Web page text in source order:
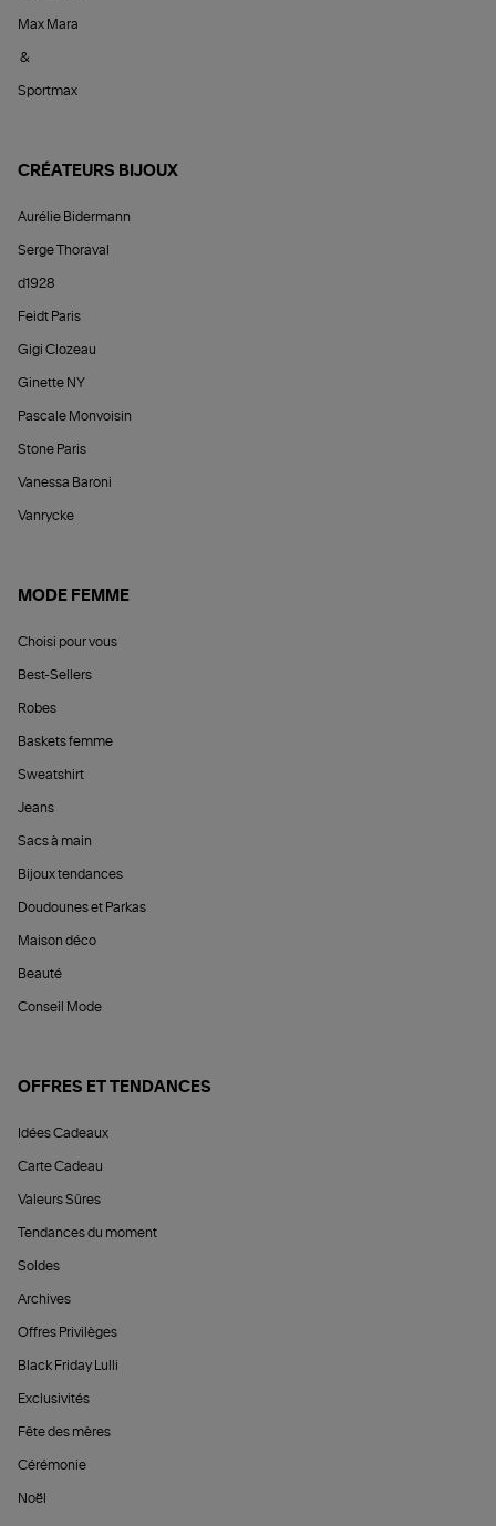
Max Mara
&
Sportmax
CRÉATEURS BIJOUX
Aurélie Bidermann
Serge Thoraval
d1928
Feidt Paris
Gigi Clozeau
Ginette NY
Pascale Monvoisin
Stone Paris
Vanessa Baroni
Vanrycke
MODE FEMME
Choisi pour vous
Best-Sellers
Robes
Baskets femme
Sweatshirt
Jeans
Sacs à main
Bijoux tendances
Doudounes et Parkas
Maison déco
Beauté
Conseil Mode
OFFRES ET TENDANCES
Idées Cadeaux
Carte Cadeau
Valeurs Sûres
Tendances du moment
Soldes
Archives
Offres Privilèges
Black Friday Lulli
Exclusivités
Fête des mères
Cérémonie
Noël